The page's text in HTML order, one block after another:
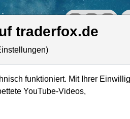
offizielle Social
Mrd. USD
traderfox.de
funktioniert. Mit Ihrer
YouTube-Videos,